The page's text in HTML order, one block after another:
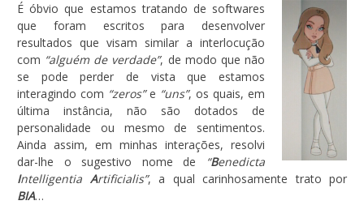
É óbvio que estamos tratando de softwares
que foram escritos para desenvolver
resultados que visam similar a interlocução
com “alguém de verdade”, de modo que não
se pode perder de vista que estamos
interagindo com “zeros”e “uns”, os quais, em
última instância, não são dotados de
personalidade ou mesmo de sentimentos.
Ainda assim, em minhas interações, resolvi
dar-lhe o sugestivo nome de
“Benedicta
Intelligentia Artificialis”, a qual carinhosamente trato por
BIA…